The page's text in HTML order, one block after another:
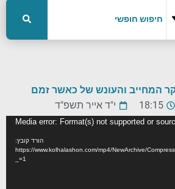
המחייב והעונש של כאשר זמם
18:15
י"ד אייר תשפ"ד
Media error: Format(s) not supported or
הורד קובץ:
https://www.kolhalashon.com/mp4/NewArchive/
_=1